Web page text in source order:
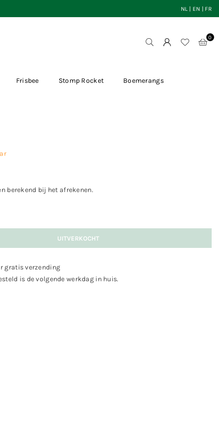
NL | EN | FR
0
Frisbee Stomp Rocket Boemerangs
berekend bij het afrekenen.
UITVERKOCHT
gratis verzending
is de volgende werkdag in huis.